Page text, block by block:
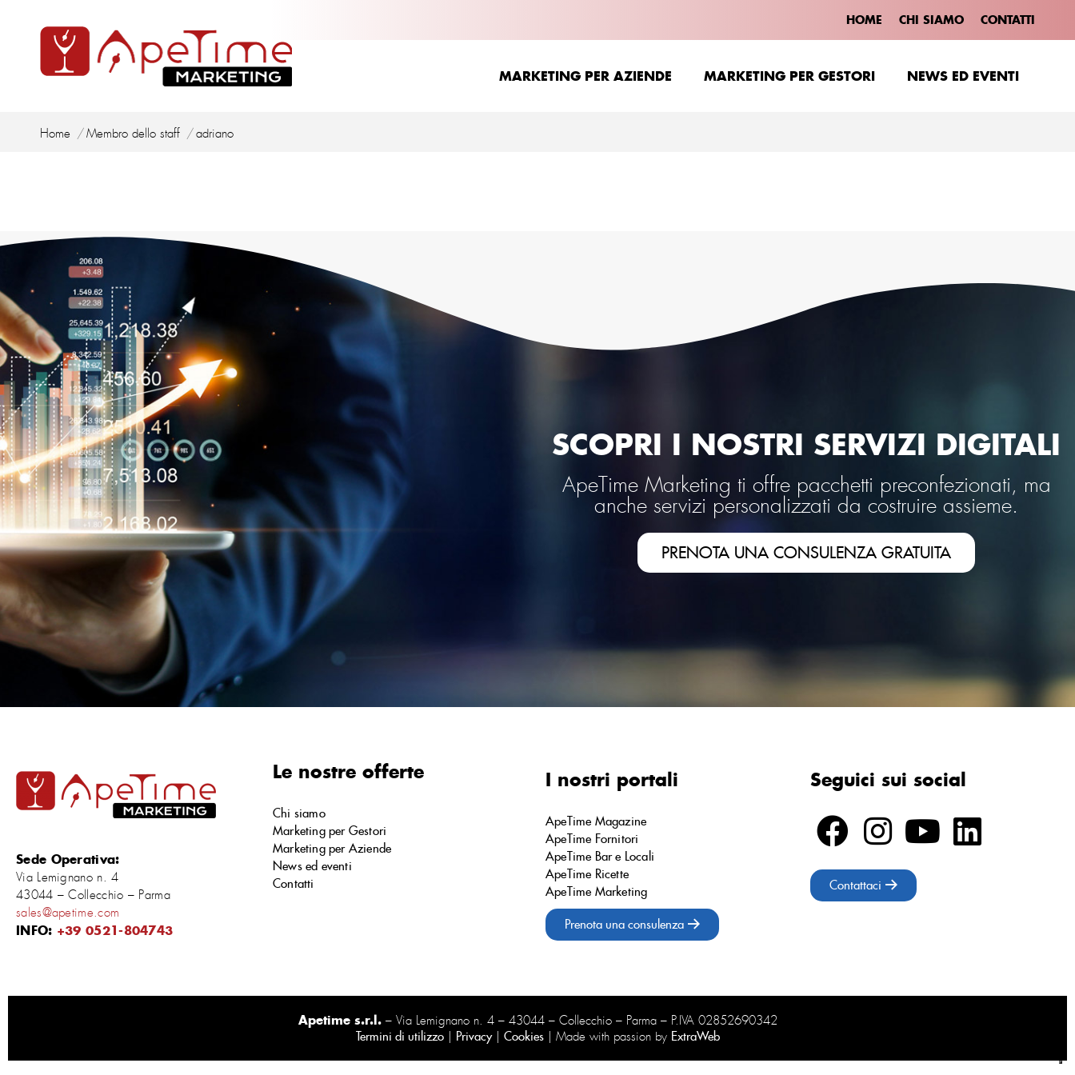
HOME CHI SIAMO CONTATTI
MARKETING PER AZIENDE MARKETING PER GESTORI NEWS ED EVENTI
Tu sei qui:
Home Membro dello staff adriano
SCOPRI I NOSTRI SERVIZI DIGITALI
ApeTime Marketing ti offre pacchetti preconfezionati, ma
anche servizi personalizzati da costruire assieme.
PRENOTA UNA CONSULENZA GRATUITA
Sede Operativa:
Via Lemignano n. 4
43044 – Collecchio – Parma
sales@apetime.com
INFO: +39 0521-804743
Le nostre offerte
Chi siamo
Marketing per Gestori
Marketing per Aziende
News ed eventi
Contatti
I nostri portali
ApeTime Magazine
ApeTime Fornitori
ApeTime Bar e Locali
ApeTime Ricette
ApeTime Marketing
Prenota una consulenza
Seguici sui social
Contattaci
Apetime s.r.l.– Via Lemignano n. 4 – 43044 – Collecchio – Parma – P.IVA 02852690342
Termini di utilizzo| Privacy| Cookies| Made with passion by ExtraWeb
MARKETING PER AZIENDE MARKETING PER GESTORI NEWS ED EVENTI